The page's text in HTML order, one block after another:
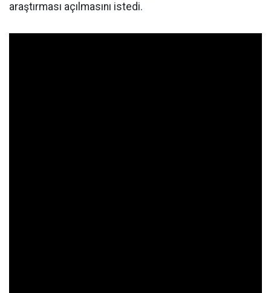
araştırması açılmasını istedi.